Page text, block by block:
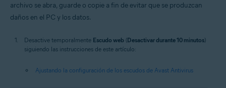
archivo se abra, guarde o copie a fin de evitar que se produzcan
daños en el PC y los datos.
Desactive temporalmente Escudo web (Desactivar durante 10 minutos)
siguiendo las instrucciones de este artículo:
Ajustando la configuración de los escudos de Avast Antivirus